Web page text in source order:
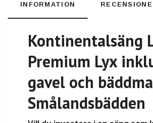
INFORMATION
Kontinentalsäng
Premium Lyx
gavel och
Smålandsbädden